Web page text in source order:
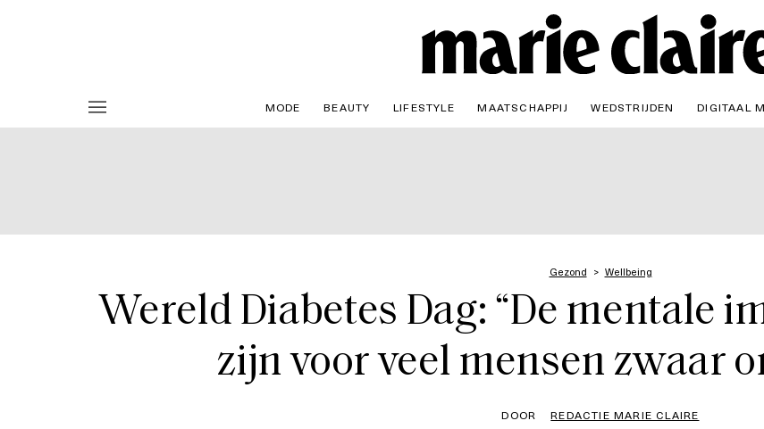
MODE BEAUTY LIFESTYLE MAATSCHAPPIJ WEDSTRIJDEN DIGITAAL
Gezond Wellbeing
Wereld Diabetes Dag: “De mentale
zijn voor veel mensen zwaar
DOOR
REDACTIE MARIE CLAIRE